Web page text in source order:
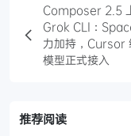
Composer 2.5
Grok CLI：
力加持，Cursor
模型正式接入
推荐阅读